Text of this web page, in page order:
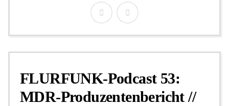
FLURFUNK-Podcast 53:
MDR-Produzentenbericht //